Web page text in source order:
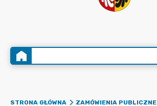
STRONA GŁÓWNA
ZAMÓWIENIA PUBLICZNE